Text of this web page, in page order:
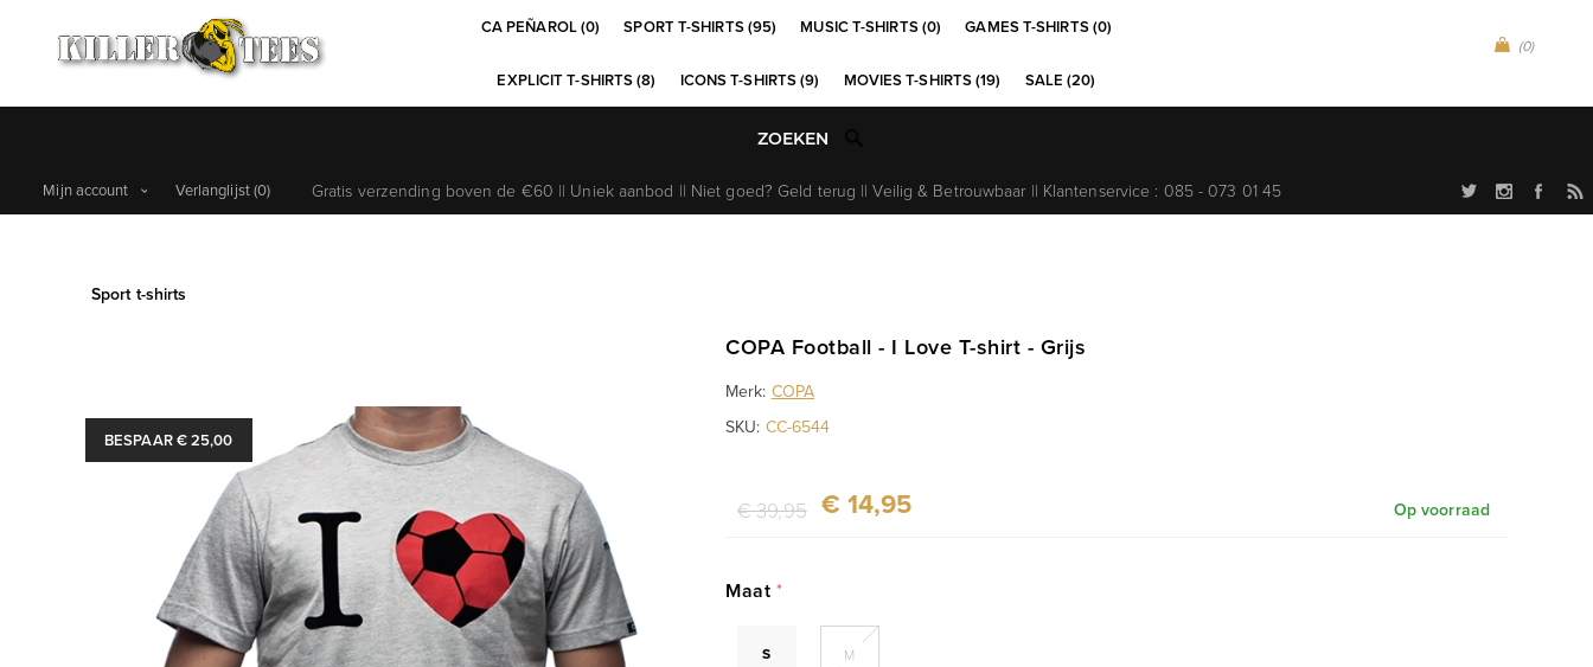
(0)
CA PEÑAROL (0) SPORT T-SHIRTS (95) MUSIC T-SHIRTS (0) GAMES T-SHIRTS (0)
EXPLICIT T-SHIRTS (8) ICONS T-SHIRTS (9) MOVIES T-SHIRTS (19) SALE (20)
Gratis verzending boven de €60 || Uniek aanbod || Niet goed? Geld terug || Veilig & Betrouwbaar || Klantenservice : 085 - 073 01 45
Mijn account Verlanglijst(0)
Sport t-shirts
BESPAAR € 25,00
COPA Football - I Love T-shirt - Grijs
Merk: COPA
SKU: CC-6544
€ 39,95 € 14,95 Op voorraad
Maat *
S M